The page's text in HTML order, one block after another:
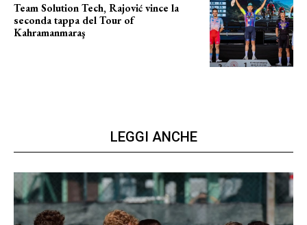
Team Solution Tech, Rajović vince la
seconda tappa del Tour of
Kahramanmaraş
LEGGI ANCHE